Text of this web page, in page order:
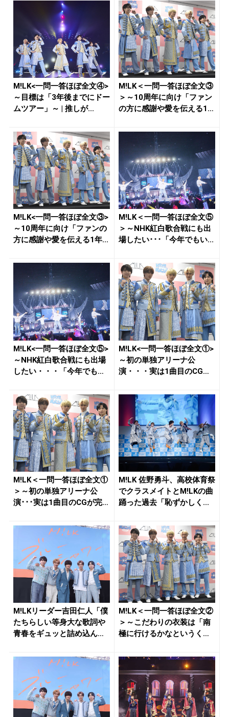
M!LK<一問一答ほぼ全文④>
～目標は「3年後までにドー
ムツアー」～ | 推しが...
M!LK＜一問一答ほぼ全文③
＞～10周年に向け「ファン
の方に感謝や愛を伝える1
M!LK<一問一答ほぼ全文③>
～10周年に向け「ファンの
方に感謝や愛を伝える1年...
M!LK＜一問一答ほぼ全文⑤
＞～NHK紅白歌合戦にも出
場したい･･･「今年でもい...
M!LK<一問一答ほぼ全文⑤>
～NHK紅白歌合戦にも出場
したい・・・「今年でも
M!LK<一問一答ほぼ全文①>
～初の単独アリーナ公
演・・・実は1曲目のCGが
M!LK＜一問一答ほぼ全文①
＞～初の単独アリーナ公
演･･･実は1曲目のCGが完
M!LK 佐野勇斗、高校体育祭
でクラスメイトとM!LKの曲
踊った過去「恥ずかしく...
M!LKリーダー吉田仁人「僕
たちらしい等身大な歌詞や
青春をギュッと詰め込ん
M!LK＜一問一答ほぼ全文②
＞～こだわりの衣装は「南
極に行けるかなというくら